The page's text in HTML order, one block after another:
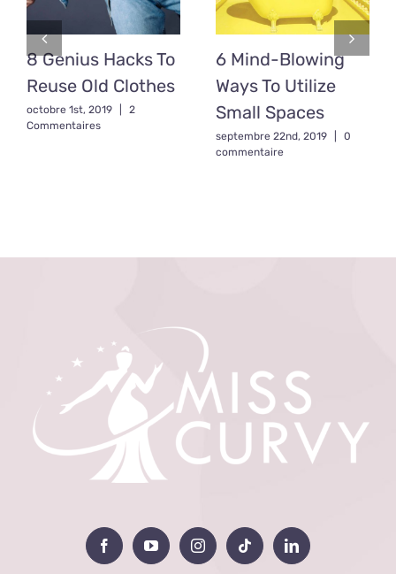
8 Genius Hacks To
Reuse Old Clothes
octobre 1st, 2019
2
Commentaires
6 Mind-Blowing
Ways To Utilize
Small Spaces
septembre 22nd, 2019
0
commentaire